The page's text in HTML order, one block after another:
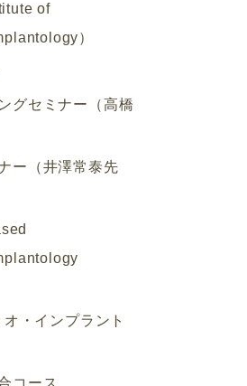
of
）
グセミナー（高橋
ー（井澤常泰先
・インプラント
コース